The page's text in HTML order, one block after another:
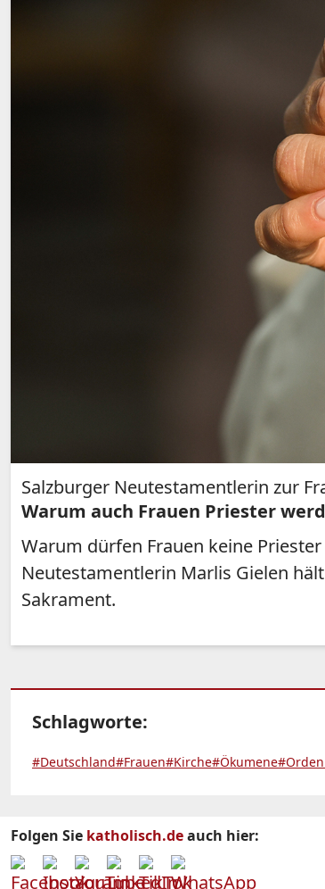
Salzburger Neutestamentlerin zur
Warum auch Frauen Priester
Warum dürfen Frauen keine
Neutestamentlerin Marlis Gielen
Sakrament.
Schlagworte:
#Deutschland#Frauen#Kirche#Ökumene
Folgen Sie katholisch.deauch hier: